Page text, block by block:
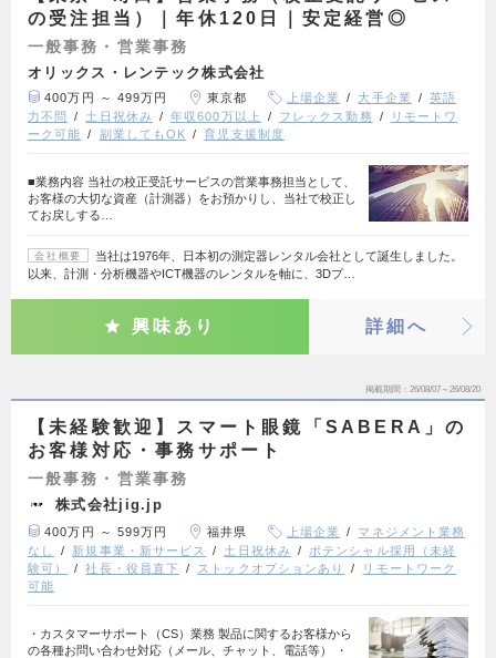
の受注担当）｜年休120日｜安定経営◎
一般事務・営業事務
オリックス・レンテック株式会社
400万円 ～ 499万円 東京都 上場企業 大手企業
英語
力不問
土日祝休み 年収600万以上 フレックス勤務
リモートワ
ーク可能
副業してもOK 育児支援制度
■業務内容 当社の校正受託サービスの営業事務担当として、
お客様の大切な資産（計測器）をお預かりし、当社で校正し
てお戻しする…
会社概要
当社は1976年、日本初の測定器レンタル会社として誕生しました。
以来、計測・分析機器やICT機器のレンタルを軸に、3Dプ…
興味あり 詳細へ
掲載期間 26/08/07～26/08/20
【未経験歓迎】スマート眼鏡「SABERA」の
お客様対応・事務サポート
一般事務・営業事務
株式会社jig.jp
400万円 ～ 599万円 福井県 上場企業
マネジメント業務
なし
新規事業・新サービス 土日祝休み
ポテンシャル採用（未経
験可）
社長・役員直下 ストックオプションあり
リモートワーク
可能
・カスタマーサポート（CS）業務 製品に関するお客様から
の各種お問い合わせ対応（メール、チャット、電話等） ・